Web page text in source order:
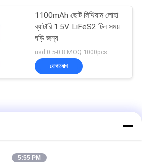
1100mAh ছোট লিথিয়াম লোহা
ব্যাটারি 1.5V LiFeS2 টিল সময়
ঘড়ি জন্য
usd 0.5-0.8 MOQ:1000pcs
যোগাযোগ
উচ্চ হার সঙ্গে প্রাথমিক লিথিয়াম আয়রন
5:55 PM